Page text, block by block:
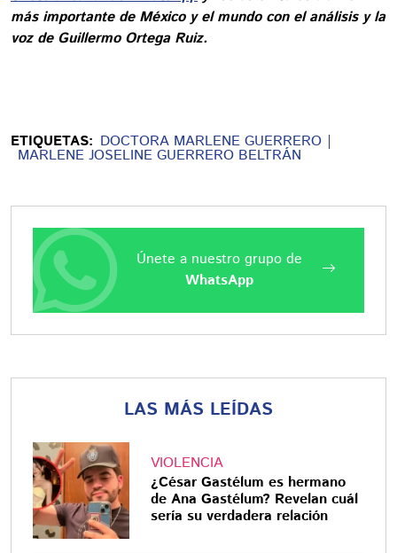
más importante de México y el mundo con el análisis y la
voz de Guillermo Ortega Ruiz.
ETIQUETAS: DOCTORA MARLENE GUERRERO
MARLENE JOSELINE GUERRERO BELTRÁN
Únete a nuestro grupo de
WhatsApp
LAS MÁS LEÍDAS
VIOLENCIA
¿César Gastélum es hermano
de Ana Gastélum? Revelan cuál
sería su verdadera relación